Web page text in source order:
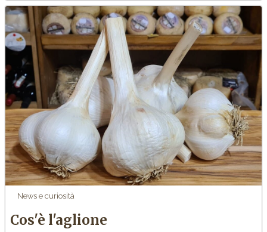
News e curiosità
Cos'è l'aglione